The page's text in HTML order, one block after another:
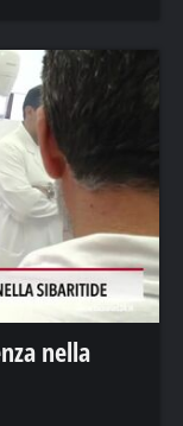
nella